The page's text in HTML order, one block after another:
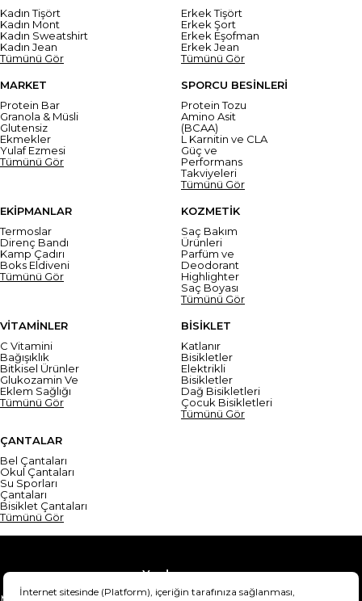
Kadın Tişört
Kadın Mont
Kadın Sweatshirt
Kadın Jean
Tümünü Gör
Erkek Tişört
Erkek Şort
Erkek Eşofman
Erkek Jean
Tümünü Gör
MARKET
Protein Bar
Granola & Müsli
Glutensiz
Ekmekler
Yulaf Ezmesi
Tümünü Gör
SPORCU BESİNLERİ
Protein Tozu
Amino Asit
(BCAA)
L Karnitin ve CLA
Güç ve
Performans
Takviyeleri
Tümünü Gör
EKİPMANLAR
Termoslar
Direnç Bandı
Kamp Çadırı
Boks Eldiveni
Tümünü Gör
KOZMETİK
Saç Bakım
Ürünleri
Parfüm ve
Deodorant
Highlighter
Saç Boyası
Tümünü Gör
VİTAMİNLER
C Vitamini
Bağışıklık
Bitkisel Ürünler
Glukozamin Ve
Eklem Sağlığı
Tümünü Gör
BİSİKLET
Katlanır
Bisikletler
Elektrikli
Bisikletler
Dağ Bisikletleri
Çocuk Bisikletleri
Tümünü Gör
ÇANTALAR
Bel Çantaları
Okul Çantaları
Su Sporları
Çantaları
Bisiklet Çantaları
Tümünü Gör
Yardım